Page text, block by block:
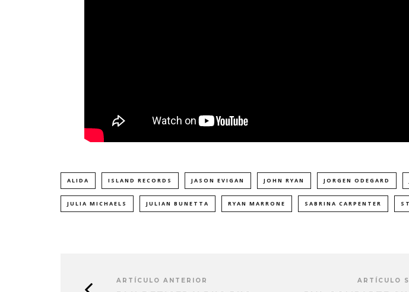
ALIDA ISLAND RECORDS JASON EVIGAN JOHN RYAN JORGEN ODEGARD
JULIA MICHAELS JULIAN BUNETTA RYAN MARRONE SABRINA CARPENTER
ARTÍCULO ANTERIOR ARTÍCULO